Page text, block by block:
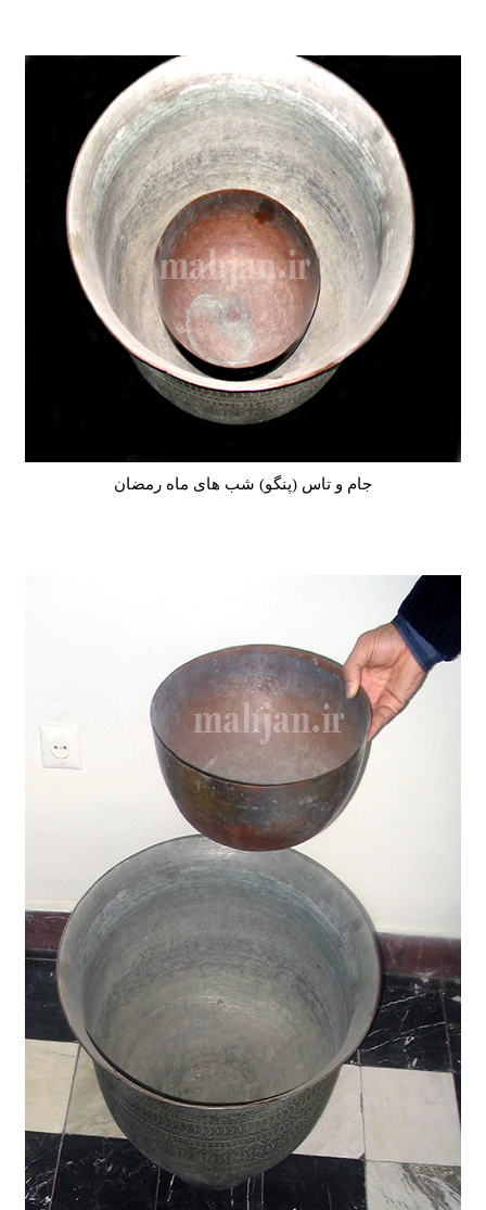
جام و تاس (پنگو) شب های ماه رمضان